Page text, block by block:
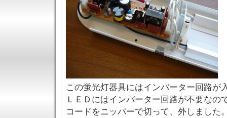
この蛍光灯器具にはインバーター回路が
ＬＥＤにはインバーター回路が不要なの
コードをニッパーで切って、外しました